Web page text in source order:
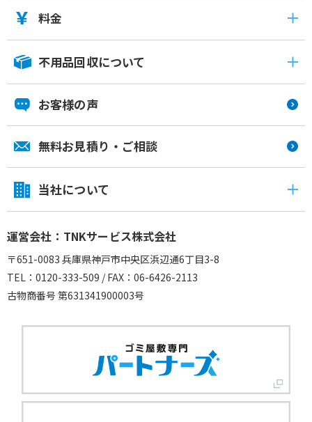
料金
不用品回収について
お客様の声
無料お見積り・ご相談
当社について
運営会社：TNKサービス株式会社
〒651-0083 兵庫県神戸市中央区浜辺通6丁目3-8
TEL：0120-333-509 / FAX：06-6426-2113
古物商番号 第631341900003号